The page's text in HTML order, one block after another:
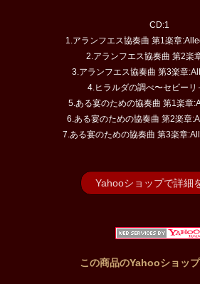
CD:1
1.アランフエス協奏曲 第1楽章
2.アランフエス協奏曲 第2楽
3.アランフエス協奏曲 第3楽章
4.ヒラルダの調べ〜セビーリ
5.ある宴のための協奏曲 第1楽章
6.ある宴のための協奏曲 第2楽章
7.ある宴のための協奏曲 第3楽章
Yahooショップで詳細
この商品のYahooショッ